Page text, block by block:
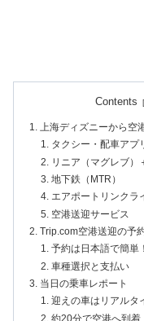
Contents
上海ディズニーから空
タクシー・配車アプ
リニア（マグレブ）
地下鉄（MTR）
エアポートリンクラ
空港送迎サービス
Trip.com空港送迎の予
予約は日本語で簡単！
車種選択と支払い
当日の乗車レポート
迎えの車はリアルタ
約20分で空港へ到着